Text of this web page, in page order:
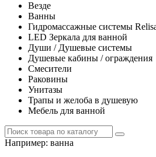
Везде
Ванны
Гидромассажные системы
LED Зеркала для ванной
Души / Душевые системы
Душевые кабины / ограждения
Смесители
Раковины
Унитазы
Трапы и желоба в душевую
Мебель для ванной
Например: ванна